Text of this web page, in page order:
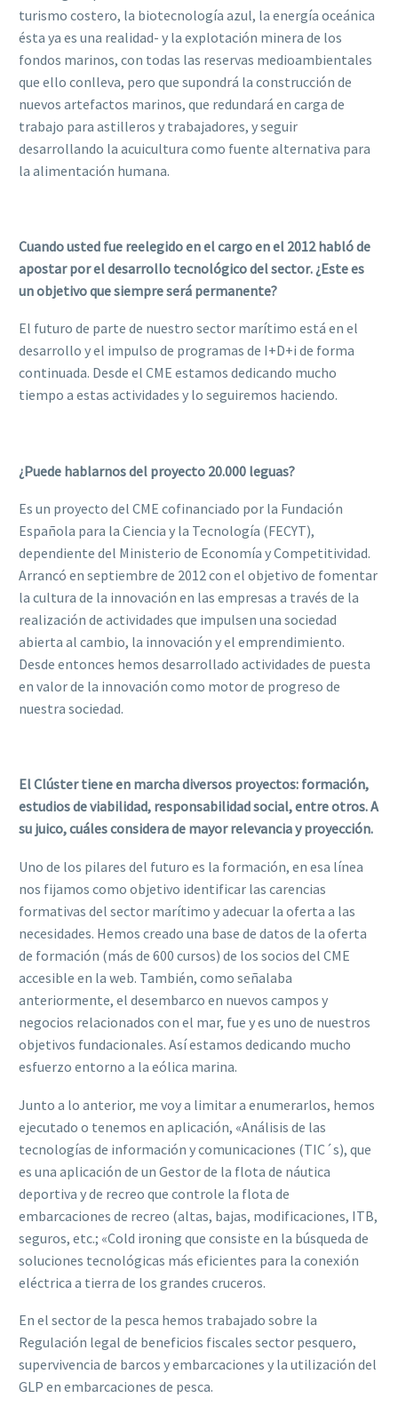
turismo costero, la biotecnología azul, la energía oceánica
ésta ya es una realidad- y la explotación minera de los
fondos marinos, con todas las reservas medioambientales
que ello conlleva, pero que supondrá la construcción de
nuevos artefactos marinos, que redundará en carga de
trabajo para astilleros y trabajadores, y seguir
desarrollando la acuicultura como fuente alternativa para
la alimentación humana.
Cuando usted fue reelegido en el cargo en el 2012 habló de
apostar por el desarrollo tecnológico del sector. ¿Este es
un objetivo que siempre será permanente?
El futuro de parte de nuestro sector marítimo está en el
desarrollo y el impulso de programas de I+D+i de forma
continuada. Desde el CME estamos dedicando mucho
tiempo a estas actividades y lo seguiremos haciendo.
¿Puede hablarnos del proyecto 20.000 leguas?
Es un proyecto del CME cofinanciado por la Fundación
Española para la Ciencia y la Tecnología (FECYT),
dependiente del Ministerio de Economía y Competitividad.
Arrancó en septiembre de 2012 con el objetivo de fomentar
la cultura de la innovación en las empresas a través de la
realización de actividades que impulsen una sociedad
abierta al cambio, la innovación y el emprendimiento.
Desde entonces hemos desarrollado actividades de puesta
en valor de la innovación como motor de progreso de
nuestra sociedad.
El Clúster tiene en marcha diversos proyectos: formación,
estudios de viabilidad, responsabilidad social, entre otros. A
su juico, cuáles considera de mayor relevancia y proyección.
Uno de los pilares del futuro es la formación, en esa línea
nos fijamos como objetivo identificar las carencias
formativas del sector marítimo y adecuar la oferta a las
necesidades. Hemos creado una base de datos de la oferta
de formación (más de 600 cursos) de los socios del CME
accesible en la web. También, como señalaba
anteriormente, el desembarco en nuevos campos y
negocios relacionados con el mar, fue y es uno de nuestros
objetivos fundacionales. Así estamos dedicando mucho
esfuerzo entorno a la eólica marina.
Junto a lo anterior, me voy a limitar a enumerarlos, hemos
ejecutado o tenemos en aplicación, «Análisis de las
tecnologías de información y comunicaciones (TIC´s), que
es una aplicación de un Gestor de la flota de náutica
deportiva y de recreo que controle la flota de
embarcaciones de recreo (altas, bajas, modificaciones, ITB,
seguros, etc.; «Cold ironing que consiste en la búsqueda de
soluciones tecnológicas más eficientes para la conexión
eléctrica a tierra de los grandes cruceros.
En el sector de la pesca hemos trabajado sobre la
Regulación legal de beneficios fiscales sector pesquero,
supervivencia de barcos y embarcaciones y la utilización del
GLP en embarcaciones de pesca.